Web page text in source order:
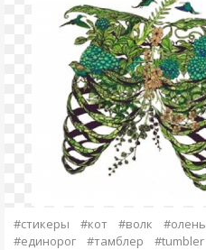
#стикеры #кот #волк #олень
#единорог
#тамблер #tumbler